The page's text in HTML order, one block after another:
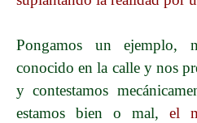
Pongamos un ejemplo,
conocido en la calle y nos
y contestamos
estamos bien o mal, el